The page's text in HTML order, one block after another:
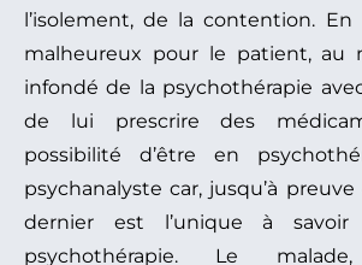
l’isolement, de la contention.
malheureux pour le patient, au
infondé de la psychothérapie
de lui prescrire des
possibilité d’être en
psychanalyste car, jusqu’à
dernier est l’unique à savoir
psychothérapie. Le